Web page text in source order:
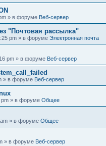
» в форуме Веб-сервер
"Почтовая рассылка"
pm » в форуме Электронная почта
pm » в форуме Веб-сервер
» в форуме Веб-сервер
pm » в форуме Общее
» в форуме Общее
» в форуме Веб-сервер